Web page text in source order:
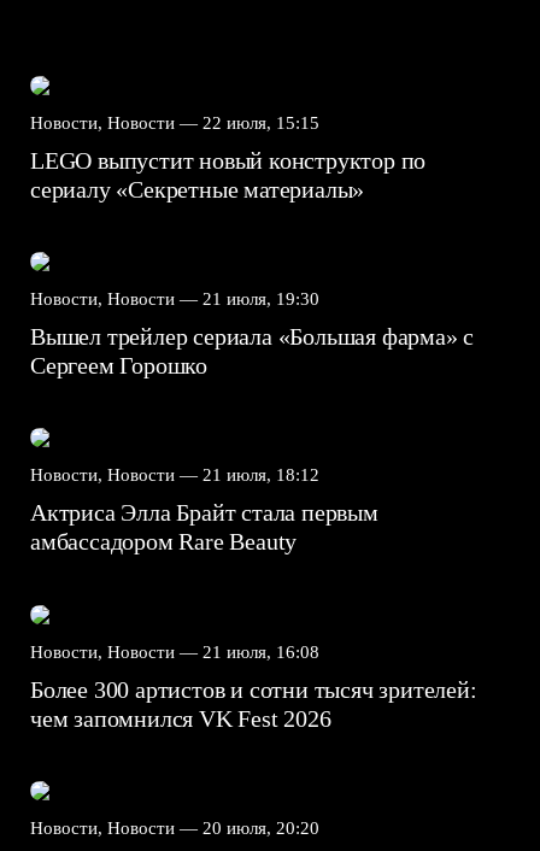
Новости, Новости — 22 июля, 15:15
LEGO выпустит новый конструктор по
сериалу «Секретные материалы»
Новости, Новости — 21 июля, 19:30
Вышел трейлер сериала «Большая фарма» с
Сергеем Горошко
Новости, Новости — 21 июля, 18:12
Актриса Элла Брайт стала первым
амбассадором Rare Beauty
Новости, Новости — 21 июля, 16:08
Более 300 артистов и сотни тысяч зрителей:
чем запомнился VK Fest 2026
Новости, Новости — 20 июля, 20:20